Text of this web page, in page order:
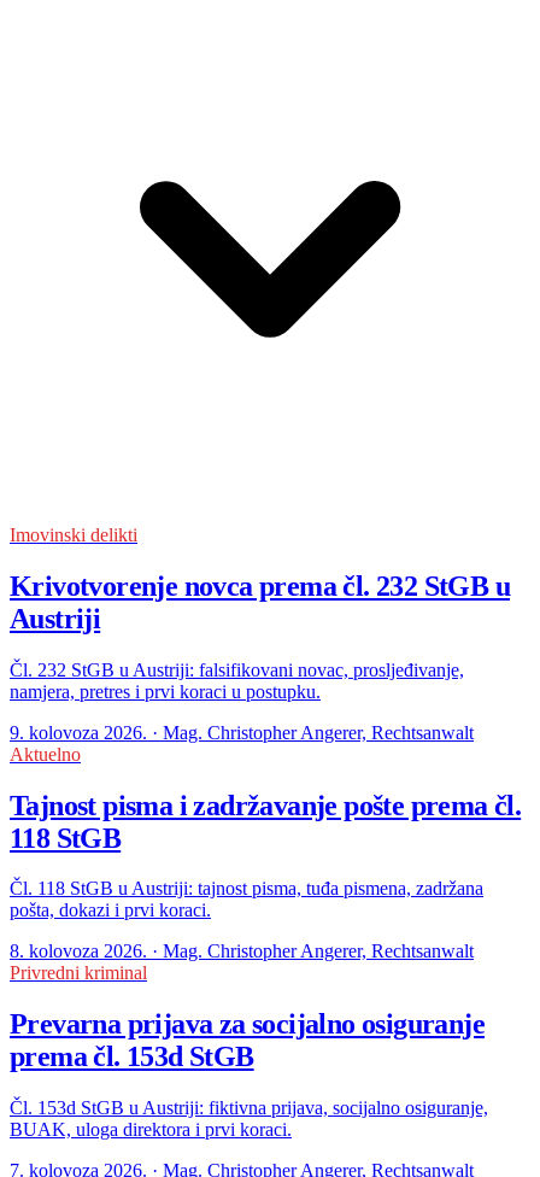
Imovinski delikti
Krivotvorenje novca prema čl. 232 StGB u
Austriji
Čl. 232 StGB u Austriji: falsifikovani novac, prosljeđivanje,
namjera, pretres i prvi koraci u postupku.
9. kolovoza 2026. · Mag. Christopher Angerer, Rechtsanwalt
Aktuelno
Tajnost pisma i zadržavanje pošte prema čl.
118 StGB
Čl. 118 StGB u Austriji: tajnost pisma, tuđa pismena, zadržana
pošta, dokazi i prvi koraci.
8. kolovoza 2026. · Mag. Christopher Angerer, Rechtsanwalt
Privredni kriminal
Prevarna prijava za socijalno osiguranje
prema čl. 153d StGB
Čl. 153d StGB u Austriji: fiktivna prijava, socijalno osiguranje,
BUAK, uloga direktora i prvi koraci.
7. kolovoza 2026. · Mag. Christopher Angerer, Rechtsanwalt